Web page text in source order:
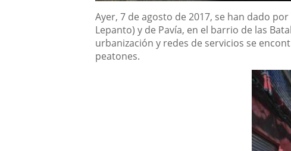
Descripción
Ayer, 7 de agosto de 2017, se han dado
Lepanto) y de Pavía, en el barrio de las
urbanización y redes de servicios se
peatones.